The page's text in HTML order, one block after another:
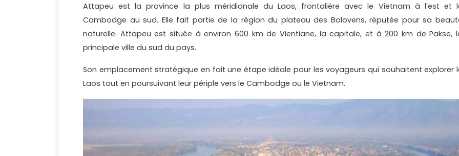
Attapeu est la province la plus méridionale du Laos, frontalière avec le Vietnam à l’est et
Cambodge au sud. Elle fait partie de la région du plateau des Bolovens, réputée pour sa
naturelle. Attapeu est située à environ 600 km de Vientiane, la capitale, et à 200 km de Pakse,
principale ville du sud du pays.
Son emplacement stratégique en fait une étape idéale pour les voyageurs qui souhaitent explorer
Laos tout en poursuivant leur périple vers le Cambodge ou le Vietnam.